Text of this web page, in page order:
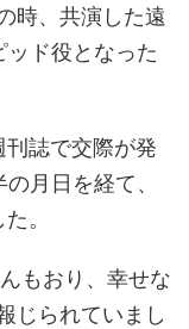
時、共演した遠
ド役となった
誌で交際が発
月日を経て、
。
もおり、幸せな
じられていまし